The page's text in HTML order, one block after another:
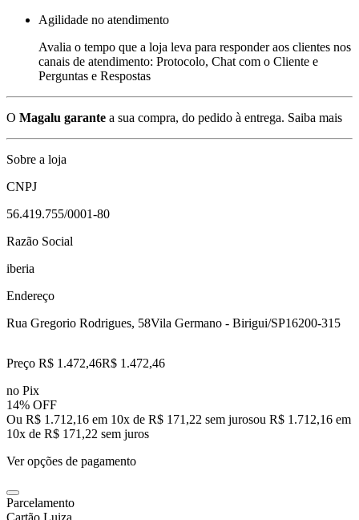
Agilidade no atendimento
Avalia o tempo que a loja leva para responder aos clientes nos
canais de atendimento: Protocolo, Chat com o Cliente e
Perguntas e Respostas
O Magalu garante a sua compra, do pedido à entrega. Saiba mais
Sobre a loja
CNPJ
56.419.755/0001-80
Razão Social
iberia
Endereço
Rua Gregorio Rodrigues, 58Vila Germano - Birigui/SP16200-315
Preço R$ 1.472,46R$ 1.472,46
no Pix
14% OFF
Ou R$ 1.712,16 em 10x de R$ 171,22 sem jurosou R$ 1.712,16 em
10x de R$ 171,22 sem juros
Ver opções de pagamento
Parcelamento
Cartão Luiza